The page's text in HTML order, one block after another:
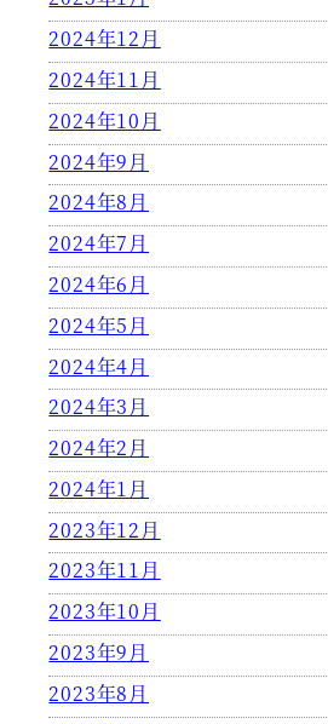
2024年12月
2024年11月
2024年10月
2024年9月
2024年8月
2024年7月
2024年6月
2024年5月
2024年4月
2024年3月
2024年2月
2024年1月
2023年12月
2023年11月
2023年10月
2023年9月
2023年8月